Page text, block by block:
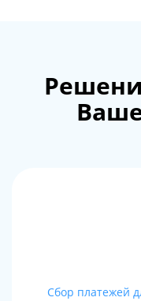
Сбор платежей